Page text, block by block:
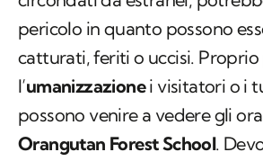
pericolo in quanto possono
catturati, feriti o uccisi.
l’umanizzazionei visitatori o i
possono venire a vedere gli
Orangutan Forest School.